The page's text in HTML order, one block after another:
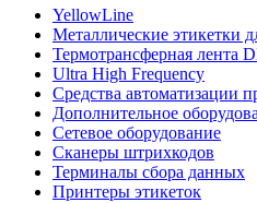
YellowLine
Металлические этикетки
Термотрансферная лента
Ultra High Frequency
Средства автоматизации
Дополнительное
Сетевое оборудование
Сканеры штрихкодов
Терминалы сбора данных
Принтеры этикеток